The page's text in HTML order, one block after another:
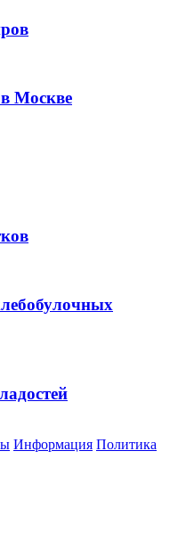
Москве
Информация Политика